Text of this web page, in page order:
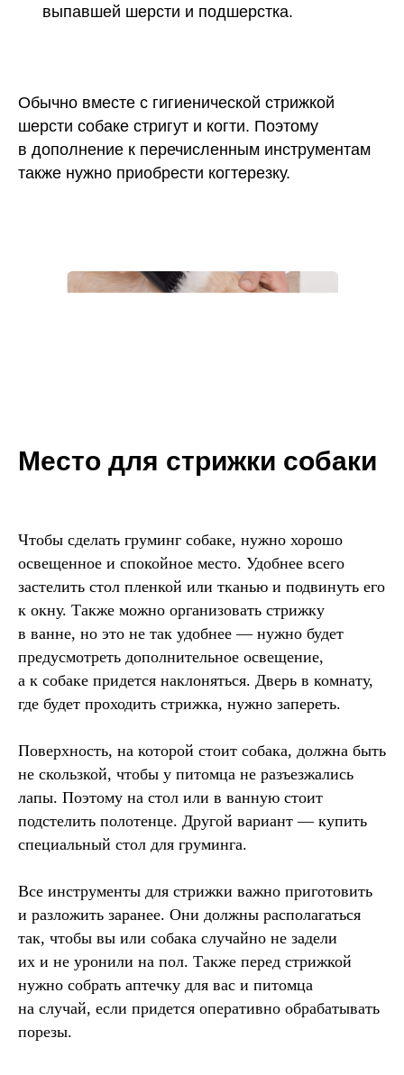
выпавшей шерсти и подшерстка.
Обычно вместе с гигиенической стрижкой
шерсти собаке стригут и когти. Поэтому
в дополнение к перечисленным инструментам
также нужно приобрести когтерезку.
Место для стрижки собаки
Чтобы сделать груминг собаке, нужно хорошо
освещенное и спокойное место. Удобнее всего
застелить стол пленкой или тканью и подвинуть его
к окну. Также можно организовать стрижку
в ванне, но это не так удобнее — нужно будет
предусмотреть дополнительное освещение,
а к собаке придется наклоняться. Дверь в комнату,
где будет проходить стрижка, нужно запереть.
Поверхность, на которой стоит собака, должна быть
не скользкой, чтобы у питомца не разъезжались
лапы. Поэтому на стол или в ванную стоит
подстелить полотенце. Другой вариант — купить
специальный стол для груминга.
Все инструменты для стрижки важно приготовить
и разложить заранее. Они должны располагаться
так, чтобы вы или собака случайно не задели
их и не уронили на пол. Также перед стрижкой
нужно собрать аптечку для вас и питомца
на случай, если придется оперативно обрабатывать
порезы.